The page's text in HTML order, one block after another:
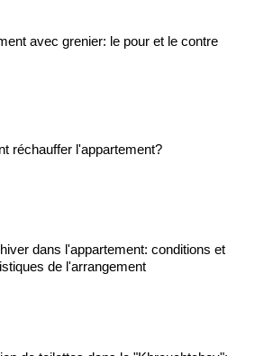
avec grenier: le pour et le contre
réchauffer l'appartement?
dans l'appartement: conditions et
de l'arrangement